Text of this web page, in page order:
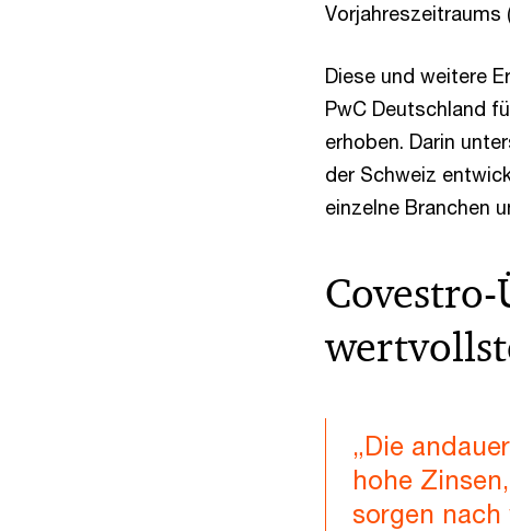
Vorjahreszeitraums
Diese und weitere
PwC Deutschland
erhoben. Darin
der Schweiz
einzelne Branchen
„Die
hohe
sorgen